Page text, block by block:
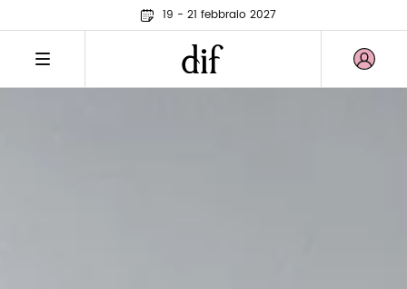
19 - 21 febbraio 2027